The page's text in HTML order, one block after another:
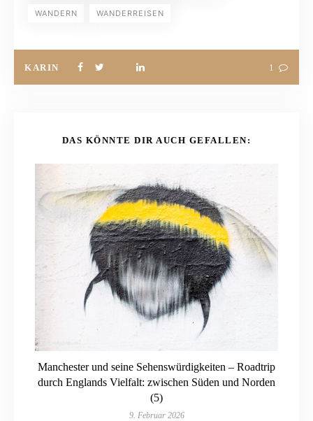
WANDERN WANDERREISEN
KARIN 1
DAS KÖNNTE DIR AUCH GEFALLEN:
Manchester und seine Sehenswürdigkeiten – Roadtrip
durch Englands Vielfalt: zwischen Süden und Norden
(5)
9. Februar 2026